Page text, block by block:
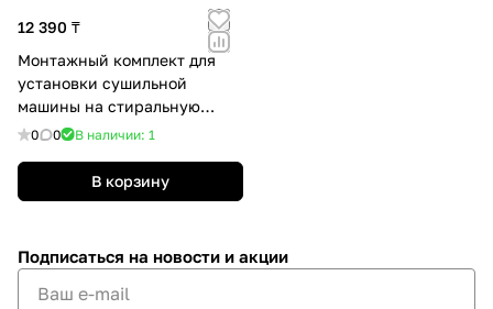
12 390 ₸
Монтажный комплект для
установки сушильной
машины на стиральную
машину Dreame L9 stacking
0 0 В наличии: 1
В корзину
Подписаться на новости и акции